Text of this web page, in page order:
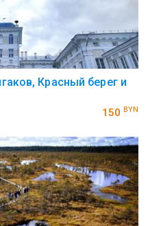
Красный берег и
150 BYN